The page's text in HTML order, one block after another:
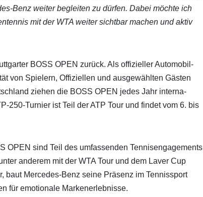
weit­er begleit­en zu dür­fen. Dabei möchte ich
mit der WTA weit­er sicht­bar machen und aktiv
BOSS OPEN zurück. Als offizieller Auto­mo­bil­
von Spiel­ern, Offiziellen und aus­gewählten Gästen
ziehen die BOSS OPEN jedes Jahr inter­na­
Turnier ist Teil der ATP Tour und find­et vom 6. bis
OPEN sind Teil des umfassenden Ten­nisen­gage­ments
anderem mit der WTA Tour und dem Laver Cup
Mercedes‑Benz seine Präsenz im Ten­nis­s­port
für emo­tionale Marken­er­leb­nisse.